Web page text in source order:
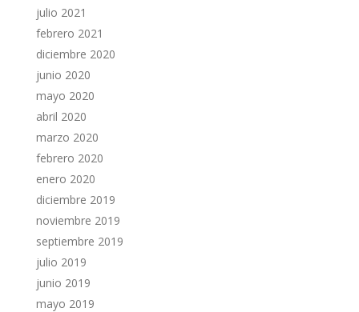
julio 2021
febrero 2021
diciembre 2020
junio 2020
mayo 2020
abril 2020
marzo 2020
febrero 2020
enero 2020
diciembre 2019
noviembre 2019
septiembre 2019
julio 2019
junio 2019
mayo 2019